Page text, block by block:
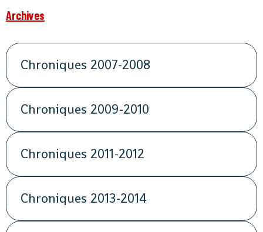
Archives
Chroniques 2007-2008
Chroniques 2009-2010
Chroniques 2011-2012
Chroniques 2013-2014